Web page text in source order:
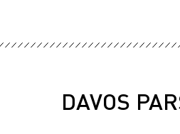
DAVOS